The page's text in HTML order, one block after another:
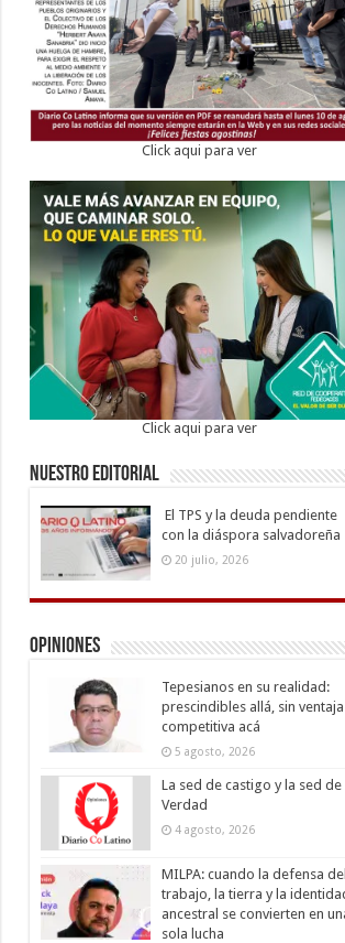
Click aqui para ver
Click aqui para ver
Nuestro Editorial
El TPS y la deuda pendiente
con la diáspora salvadoreña
20 julio, 2026
Opiniones
Tepesianos en su realidad:
prescindibles allá, sin ventaja
competitiva acá
5 agosto, 2026
La sed de castigo y la sed de
Verdad
4 agosto, 2026
MILPA: cuando la defensa del
trabajo, la tierra y la
ancestral se convierten en
sola lucha